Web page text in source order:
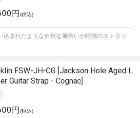
円 (税込)
込まれたような自然な風合いが特徴のストラッ
FSW-JH-CG [Jackson Hole Aged L
Guitar Strap - Cognac]
円 (税込)